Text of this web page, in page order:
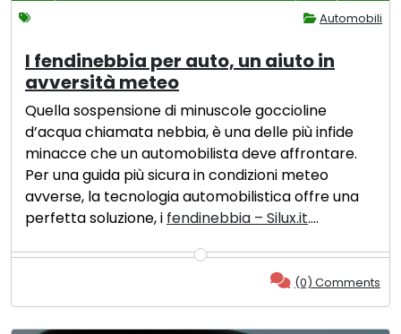
Automobili
I fendinebbia per auto, un aiuto in
avversità meteo
Quella sospensione di minuscole goccioline
d’acqua chiamata nebbia, è una delle più infide
minacce che un automobilista deve affrontare.
Per una guida più sicura in condizioni meteo
avverse, la tecnologia automobilistica offre una
perfetta soluzione, i fendinebbia – Silux.it.…
(0) Comments